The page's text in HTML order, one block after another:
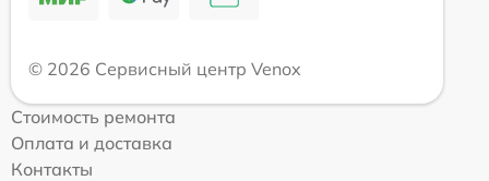
© 2026 Сервисный центр Venox
Стоимость ремонта
Оплата и доставка
Контакты